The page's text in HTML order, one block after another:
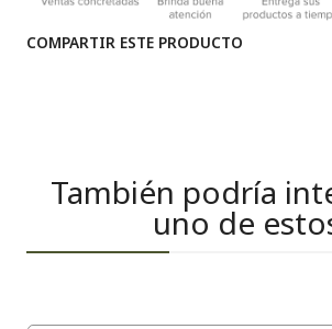
COMPARTIR ESTE PRODUCTO
También podría
uno de